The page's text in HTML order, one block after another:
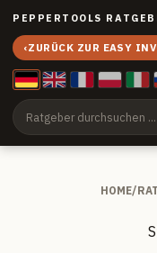
PEPPERTOOLS
‹ZURÜCK ZUR EASY
HOME/